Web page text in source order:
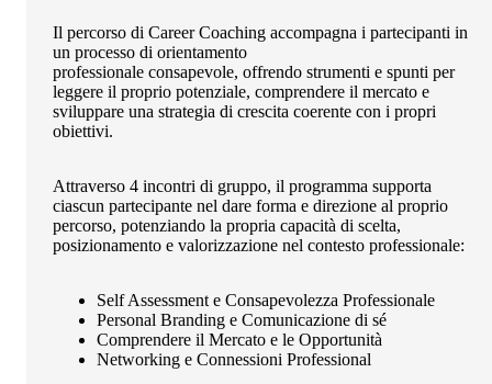
Il percorso di Career Coaching accompagna i partecipanti in
un processo di orientamento
professionale consapevole, offrendo strumenti e spunti per
leggere il proprio potenziale, comprendere il mercato e
sviluppare una strategia di crescita coerente con i propri
obiettivi.
Attraverso 4 incontri di gruppo, il programma supporta
ciascun partecipante nel dare forma e direzione al proprio
percorso, potenziando la propria capacità di scelta,
posizionamento e valorizzazione nel contesto professionale:
Self Assessment e Consapevolezza Professionale
Personal Branding e Comunicazione di sé
Comprendere il Mercato e le Opportunità
Networking e Connessioni Professional